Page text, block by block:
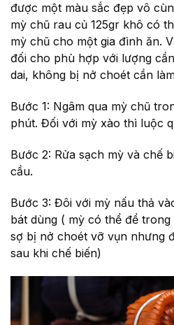
được một màu sắc đẹp vô
mỳ chũ rau củ 125gr khô có
mỳ chũ cho một gia đình ăn.
đối cho phù hợp với lượng
dai, không bị nở choét cần
Bước 1: Ngâm qua mỳ chũ
phút. Đối với mỳ xào thì luộc
Bước 2: Rửa sạch mỳ và chế
cầu.
Bước 3: Đôi với mỳ nấu thả
bát dùng ( mỳ có thể để
sợ bị nở choét vỡ vụn nhưng
sau khi chế biến)